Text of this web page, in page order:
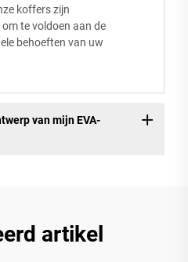
koffers zijn
te voldoen aan de
behoeften van uw
van mijn EVA-
artikel